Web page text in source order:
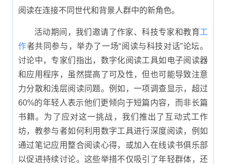
阅读在连接不同世代和背景人群中的新角色。
活动期间，我们邀请了作家、科技专家和教育工
作者共同参与，举办了一场“阅读与科技对话”论坛。
讨论中，专家们指出，数字化阅读工具如电子阅读器
和应用程序，虽然提高了可及性，但也可能导致注意
力分散和浅层阅读问题。例如，一项调查显示，超过
60%的年轻人表示他们更倾向于短篇内容，而非长篇
书籍。为了应对这一挑战，我们推出了互动式工作
坊，教参与者如何利用数字工具进行深度阅读，例如
通过笔记应用整合阅读心得，或加入在线读书俱乐部
以促进持续讨论。这些举措不仅吸引了年轻群体，还